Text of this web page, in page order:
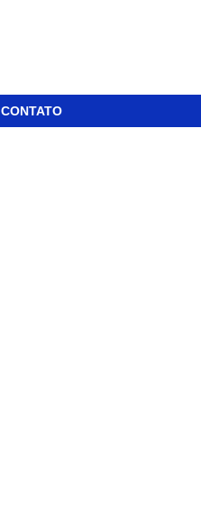
CONTATO